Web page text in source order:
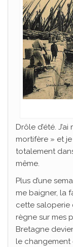
Drôle d’été.
mortifère » et
totalement
même.
Plus d’une
me baigner, la
cette saloperie
règne sur mes
Bretagne
le changement